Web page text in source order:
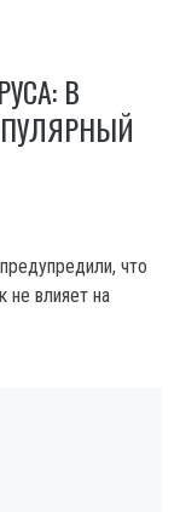
В
что
не влияет на